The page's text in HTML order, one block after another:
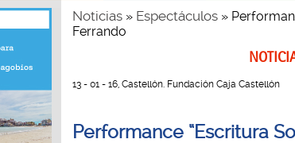
Noticias» Espectáculos»
Ferrando
13 - 01 - 16, Castellón. Fundación Caja Castellón
Performance “Escritura